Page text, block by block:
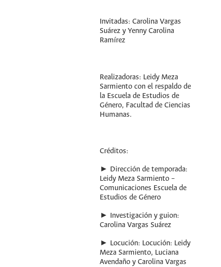
Invitadas: Carolina Vargas
Suárez y Yenny Carolina
Ramírez
Realizadoras: Leidy Meza
Sarmiento con el respaldo de
la Escuela de Estudios de
Género, Facultad de Ciencias
Humanas.
Créditos:
► Dirección de temporada:
Leidy Meza Sarmiento –
Comunicaciones Escuela de
Estudios de Género
► Investigación y guion:
Carolina Vargas Suárez
► Locución: Locución: Leidy
Meza Sarmiento, Luciana
Avendaño y Carolina Vargas